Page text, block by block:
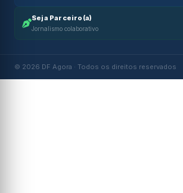
Seja Parceiro(a)
Jornalismo colaborativo
© 2026 DF Agora · Todos os direitos reservados